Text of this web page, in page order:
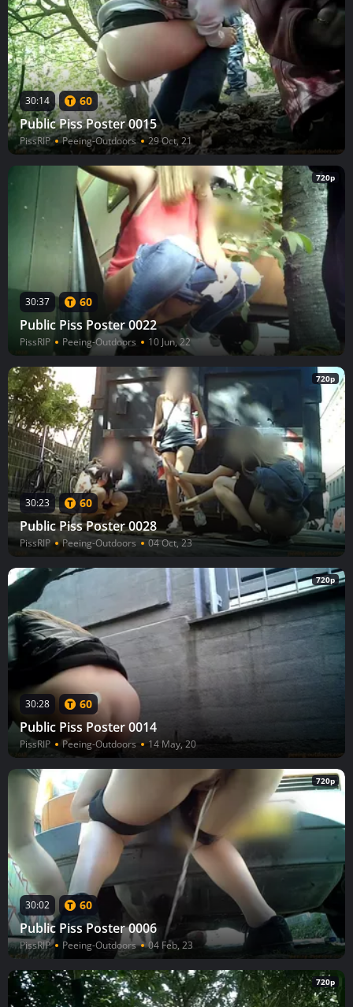
30:14 60
Public Piss Poster 0015
PissRIP Peeing-Outdoors 29 Oct, 21
720p
30:37 60
Public Piss Poster 0022
PissRIP Peeing-Outdoors 10 Jun, 22
720p
30:23 60
Public Piss Poster 0028
PissRIP Peeing-Outdoors 04 Oct, 23
720p
30:28 60
Public Piss Poster 0014
PissRIP Peeing-Outdoors 14 May, 20
720p
30:02 60
Public Piss Poster 0006
PissRIP Peeing-Outdoors 04 Feb, 23
720p